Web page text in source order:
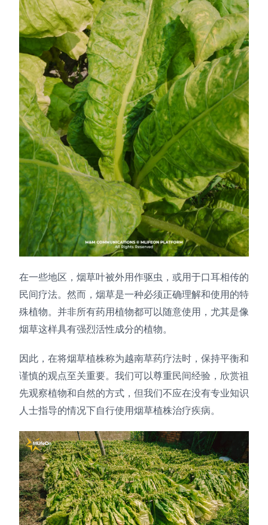
在一些地区，烟草叶被外用作驱虫，或用于口耳相传的
民间疗法。然而，烟草是一种必须正确理解和使用的特
殊植物。并非所有药用植物都可以随意使用，尤其是像
烟草这样具有强烈活性成分的植物。
因此，在将烟草植株称为越南草药疗法时，保持平衡和
谨慎的观点至关重要。我们可以尊重民间经验，欣赏祖
先观察植物和自然的方式，但我们不应在没有专业知识
人士指导的情况下自行使用烟草植株治疗疾病。